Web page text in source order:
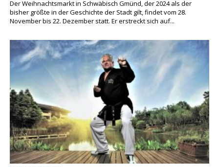
Der Weihnachtsmarkt in Schwäbisch Gmünd, der 2024 als der
bisher größte in der Geschichte der Stadt gilt, findet vom 28.
November bis 22. Dezember statt. Er erstreckt sich auf...